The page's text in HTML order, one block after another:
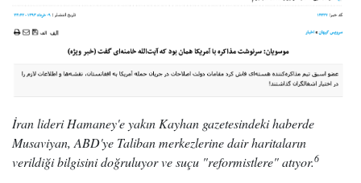
İran lideri Hamaney'e yakın Kayhan gazetesindeki haberde
Musaviyan, ABD'ye Taliban merkezlerine dair haritaların
verildiği bilgisini doğruluyor ve suçu "reformistlere" atıyor.6